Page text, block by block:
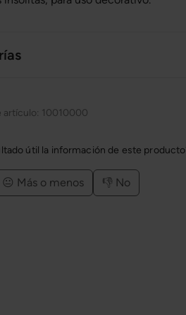
artículo: 10010000
útil la información de este
😐 Más o menos 👎 No